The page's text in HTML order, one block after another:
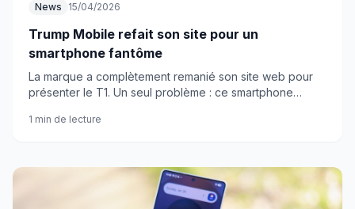
News 15/04/2026
Trump Mobile refait son site pour un
smartphone fantôme
La marque a complètement remanié son site web pour
présenter le T1. Un seul problème : ce smartphone
1 min de lecture